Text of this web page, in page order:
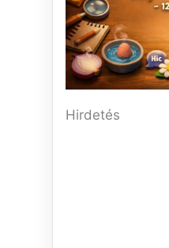
Hirdetés